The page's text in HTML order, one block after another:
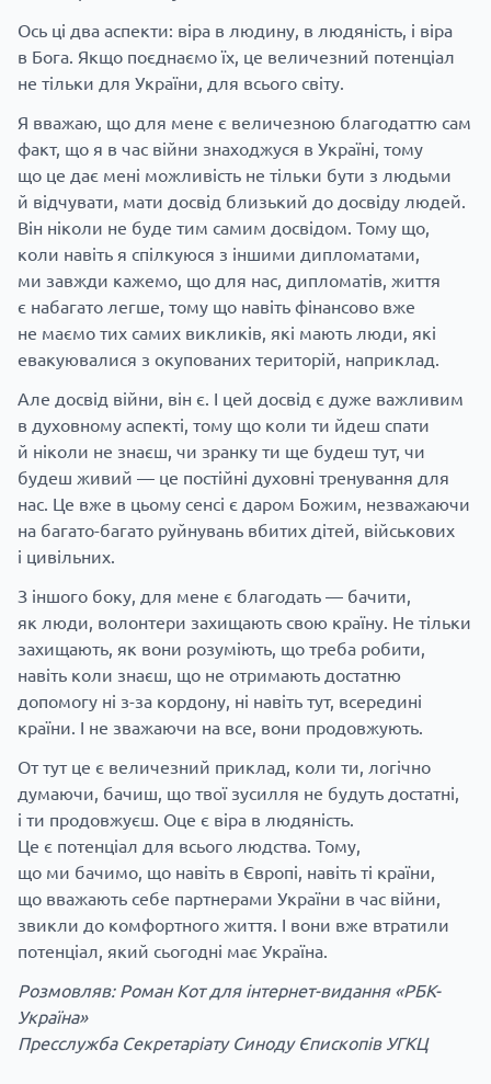
Ось ці два аспекти: віра в людину, в людяність, і віра
в Бога. Якщо поєднаємо їх, це величезний потенціал
не тільки для України, для всього світу.
Я вважаю, що для мене є величезною благодаттю сам
факт, що я в час війни знаходжуся в Україні, тому
що це дає мені можливість не тільки бути з людьми
й відчувати, мати досвід близький до досвіду людей.
Він ніколи не буде тим самим досвідом. Тому що,
коли навіть я спілкуюся з іншими дипломатами,
ми завжди кажемо, що для нас, дипломатів, життя
є набагато легше, тому що навіть фінансово вже
не маємо тих самих викликів, які мають люди, які
евакуювалися з окупованих територій, наприклад.
Але досвід війни, він є. І цей досвід є дуже важливим
в духовному аспекті, тому що коли ти йдеш спати
й ніколи не знаєш, чи зранку ти ще будеш тут, чи
будеш живий — це постійні духовні тренування для
нас. Це вже в цьому сенсі є даром Божим, незважаючи
на багато-багато руйнувань вбитих дітей, військових
і цивільних.
З іншого боку, для мене є благодать — бачити,
як люди, волонтери захищають свою країну. Не тільки
захищають, як вони розуміють, що треба робити,
навіть коли знаєш, що не отримають достатню
допомогу ні з-за кордону, ні навіть тут, всередині
країни. І не зважаючи на все, вони продовжують.
От тут це є величезний приклад, коли ти, логічно
думаючи, бачиш, що твої зусилля не будуть достатні,
і ти продовжуєш. Оце є віра в людяність.
Це є потенціал для всього людства. Тому,
що ми бачимо, що навіть в Європі, навіть ті країни,
що вважають себе партнерами України в час війни,
звикли до комфортного життя. І вони вже втратили
потенціал, який сьогодні має Україна.
Розмовляв: Роман Кот для інтернет-видання «РБК-
Україна»
Пресслужба Секретаріату Синоду Єпископів УГКЦ